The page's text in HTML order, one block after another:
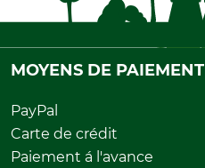
MOYENS DE PAIEMENT
PayPal
Carte de crédit
Paiement á l'avance